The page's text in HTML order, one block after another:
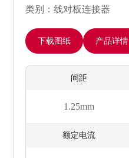
类别：线对板连接器
下载图纸 产品详情
间距
1.25mm
额定电流